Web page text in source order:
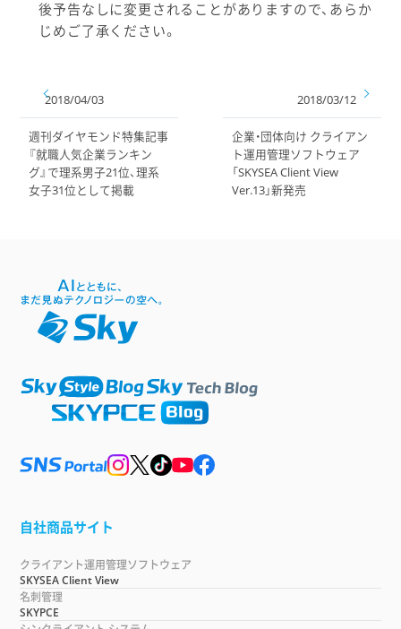
後予告なしに変更されることがありますので、あらか
じめご了承ください。
2018/04/03
週刊ダイヤモンド特集記事
『就職人気企業ランキン
グ』で理系男子21位、理系
女子31位として掲載
2018/03/12
企業・団体向け クライアン
ト運用管理ソフトウェア
「SKYSEA Client View
Ver.13」新発売
自社商品サイト
クライアント運用管理ソフトウェア
SKYSEA Client View
名刺管理
SKYPCE